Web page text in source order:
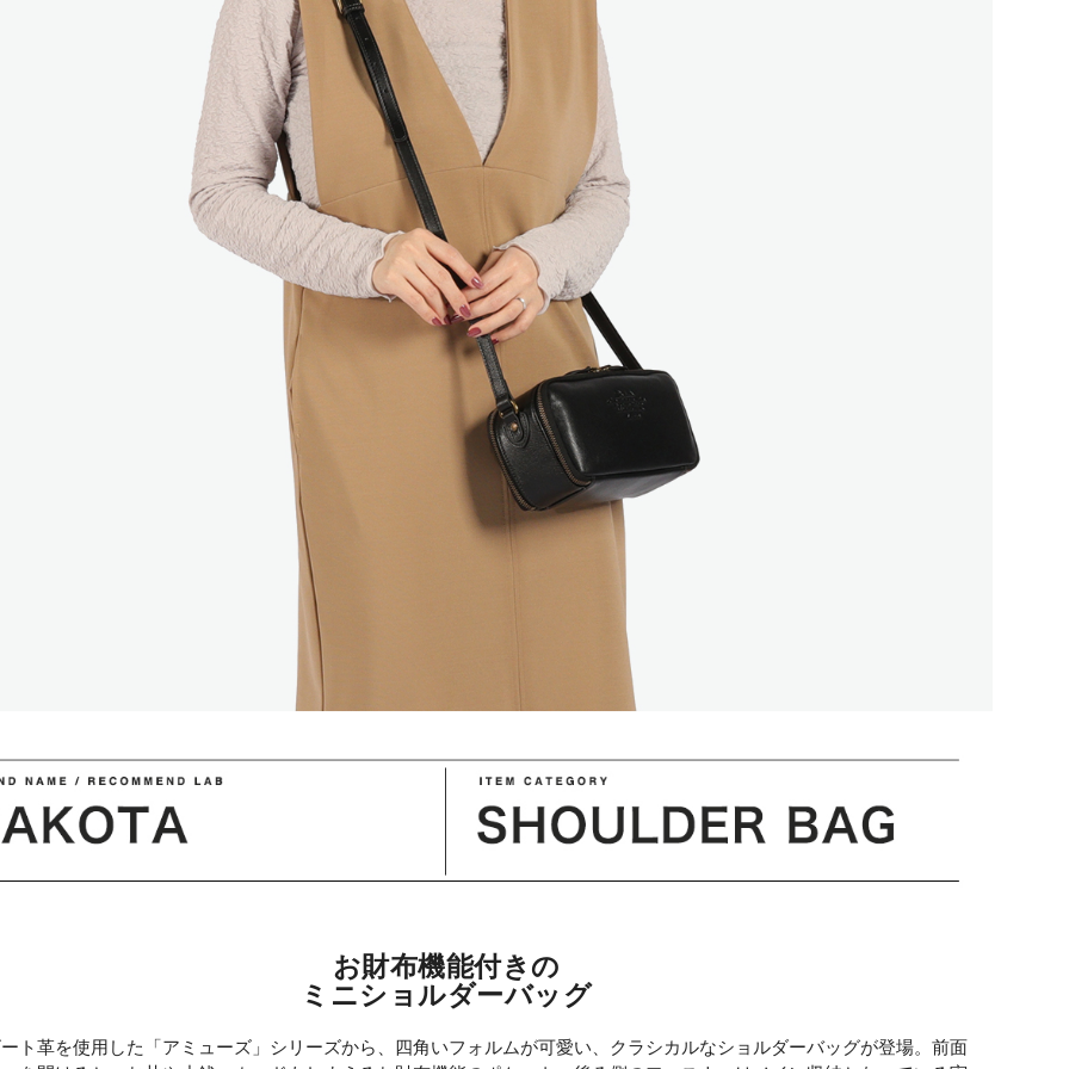
お財布機能付きの
ミニショルダーバッグ
ト革を使用した「アミューズ」シリーズから、四角いフォルムが可愛い、クラシカルなショルダーバッグが登場。前面